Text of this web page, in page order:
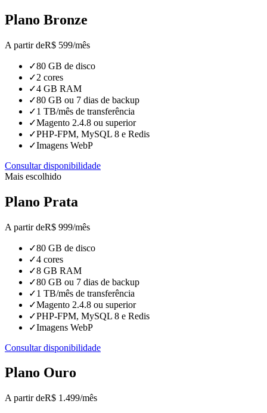
Plano Bronze
A partir deR$ 599/mês
✓80 GB de disco
✓2 cores
✓4 GB RAM
✓80 GB ou 7 dias de backup
✓1 TB/mês de transferência
✓Magento 2.4.8 ou superior
✓PHP-FPM, MySQL 8 e Redis
✓Imagens WebP
Consultar disponibilidade
Mais escolhido
Plano Prata
A partir deR$ 999/mês
✓80 GB de disco
✓4 cores
✓8 GB RAM
✓80 GB ou 7 dias de backup
✓1 TB/mês de transferência
✓Magento 2.4.8 ou superior
✓PHP-FPM, MySQL 8 e Redis
✓Imagens WebP
Consultar disponibilidade
Plano Ouro
A partir deR$ 1.499/mês